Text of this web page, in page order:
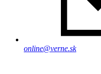
online@verne.sk